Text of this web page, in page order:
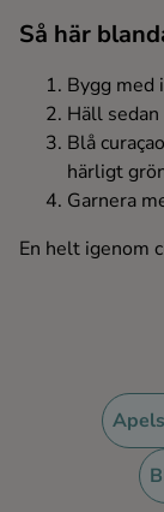
Så här
Bygg med
Häll
Blå
härligt
Garnera
En helt igenom